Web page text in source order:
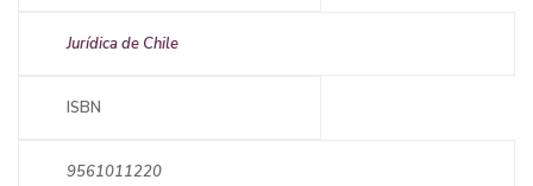
Jurídica de Chile
ISBN
9561011220